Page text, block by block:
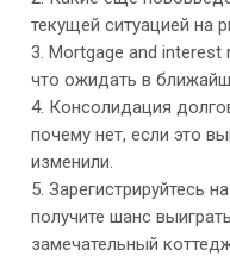
текущей ситуацией на
3. Mortgage and interest
что ожидать в
4. Консолидация
почему нет, если это
изменили.
5. Зарегистрируйтесь
получите шанс
замечательный